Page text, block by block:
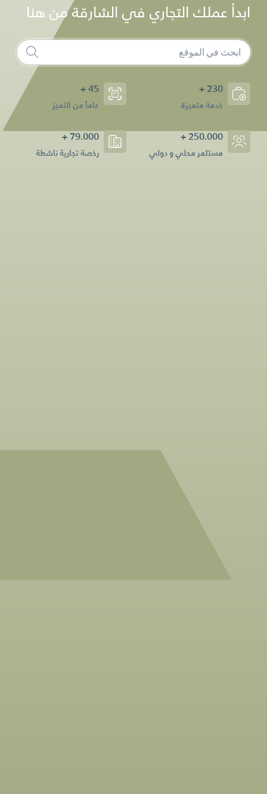
ابدأ عملك التجاري في الشارقة من هنا
230 +
خدمة متميزة
45 +
عاماً من التميز
250.000 +
مستثمر محلي و دولي
79.000 +
رخصة تجارية ناشطة